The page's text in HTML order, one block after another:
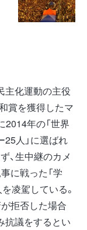
主化運動の主役
賞を獲得したマ
2014年の「世界
人」に選ばれ
、生中継のカメ
に戦った「学
凌駕している。
拒否した場合
抗議をするとい